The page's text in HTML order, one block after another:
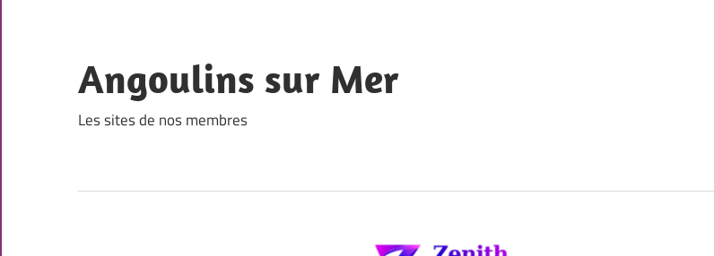
content
Angoulins sur Mer
Les sites de nos membres